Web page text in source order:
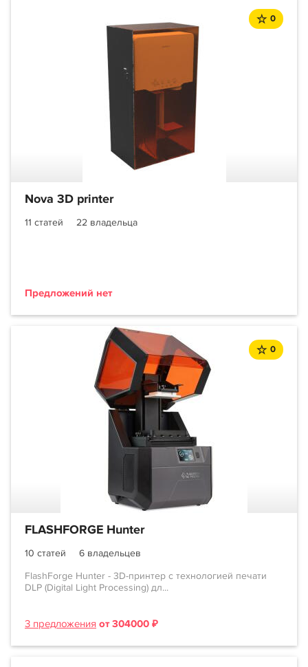
0
Nova 3D printer
11 статей 22 владельца
Предложений нет
0
FLASHFORGE Hunter
10 статей
6 владельцев
FlashForge Hunter - 3D-принтер с технологией печати
DLP (Digital Light Processing) дл...
3 предложения от 304000 ₽